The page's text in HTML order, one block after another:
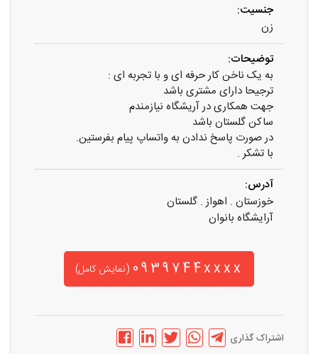
جنسیت:
زن
توضیحات:
به یک ناخن کار حرفه ای و با تجربه ای :
ترجیحا دارای مشتری باشد
جهت همکاری در آریشگاه نیازمندم
ساکن گلستان باشد
در صورت پاسخ ندادن به واتساپ پیام بفرستین.
با تشکر .
آدرس:
خوزستان . اهواز . گلستان
آرایشگاه بانوان
0939744xxxx (نمایش کامل)
اشتراک گذاری